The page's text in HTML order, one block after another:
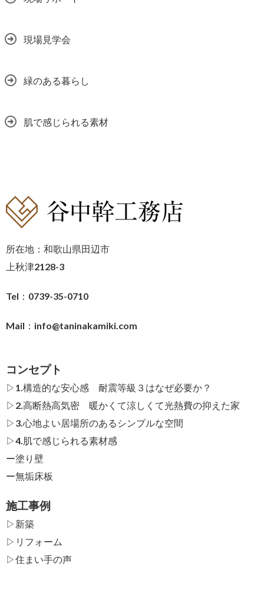
現場見学会
緑のある暮らし
肌で感じられる素材
所在地：和歌山県田辺市
上秋津2128-3
Tel：0739-35-0710
Mail： info@taninakamiki.com
コンセプト
▷1.構造的な安心感 耐震等級３はなぜ必要か？
▷2.高断熱高気密 暖かくて涼しくて光熱費の抑えた家
▷3.心地よい居場所のあるシンプルな空間
▷4.肌で感じられる素材感
ー塗り壁
ー無垢床板
施工事例
▷新築
▷リフォーム
▷住まい手の声